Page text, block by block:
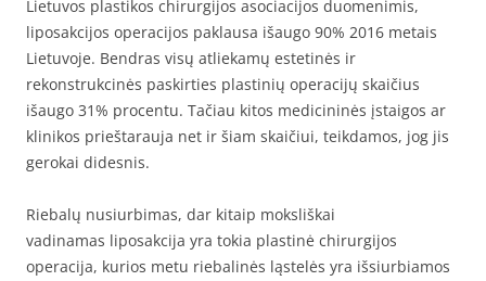
Lietuvos plastikos chirurgijos asociacijos duomenimis,
liposakcijos operacijos paklausa išaugo 90% 2016 metais
Lietuvoje. Bendras visų atliekamų estetinės ir
rekonstrukcinės paskirties plastinių operacijų skaičius
išaugo 31% procentu. Tačiau kitos medicininės įstaigos ar
klinikos prieštarauja net ir šiam skaičiui, teikdamos, jog jis
gerokai didesnis.
Riebalų nusiurbimas, dar kitaip moksliškai
vadinamas liposakcija yra tokia plastinė chirurgijos
operacija, kurios metu riebalinės ląstelės yra išsiurbiamos